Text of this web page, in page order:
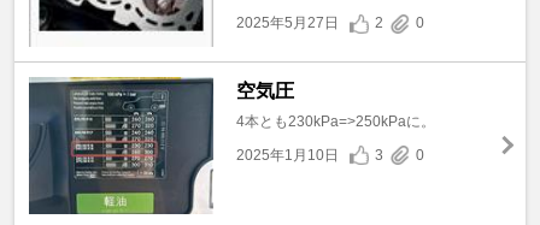
2025年5月27日
2 0
空気圧
4本とも230kPa=>250kPaに。
2025年1月10日
3 0